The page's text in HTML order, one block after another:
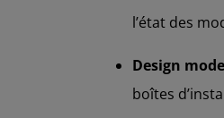
l’état des
Design
boîtes